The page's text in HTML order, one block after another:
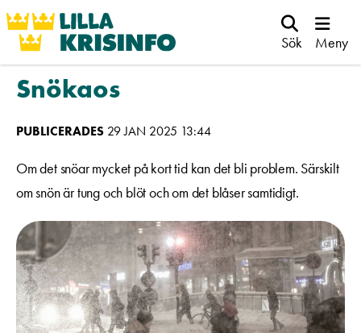
Sök Meny
Snökaos
PUBLICERADES 29 JAN 2025 13:44
Om det snöar mycket på kort tid kan det bli problem. Särskilt
om snön är tung och blöt och om det blåser samtidigt.